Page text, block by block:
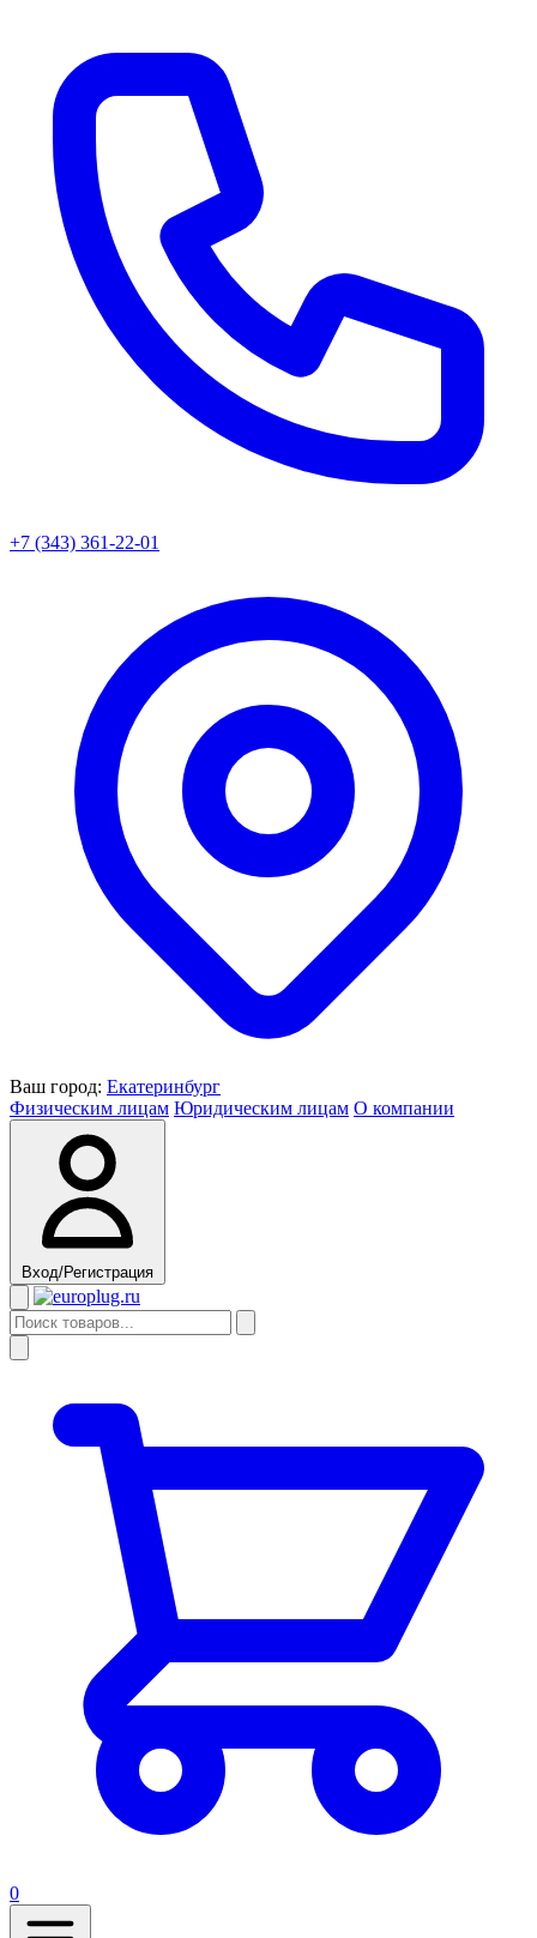
+7 (343) 361-22-01
Ваш город: Екатеринбург
Физическим лицам Юридическим лицам О компании
Вход/Регистрация
0